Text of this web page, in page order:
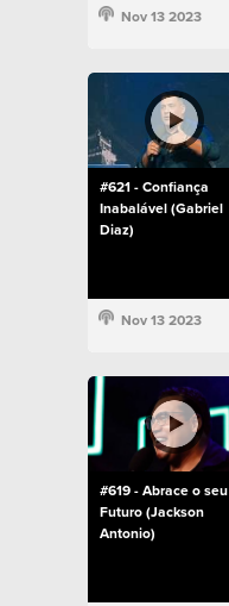
Nov 13 2023
#621 - Confiança
Inabalável (Gabriel
Diaz)
Nov 13 2023
#619 - Abrace o seu
Futuro (Jackson
Antonio)